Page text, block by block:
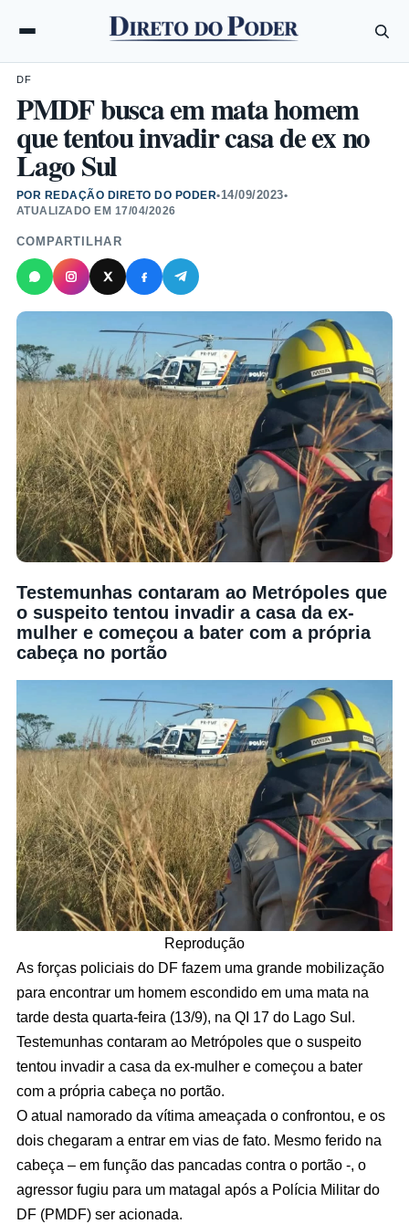
DF
PMDF busca em mata homem
que tentou invadir casa de ex no
Lago Sul
POR REDAÇÃO DIRETO DO PODER•14/09/2023•
ATUALIZADO EM 17/04/2026
COMPARTILHAR
Testemunhas contaram ao Metrópoles que
o suspeito tentou invadir a casa da ex-
mulher e começou a bater com a própria
cabeça no portão
Reprodução
As forças policiais do DF fazem uma grande mobilização
para encontrar um homem escondido em uma mata na
tarde desta quarta-feira (13/9), na QI 17 do Lago Sul.
Testemunhas contaram ao Metrópoles que o suspeito
tentou invadir a casa da ex-mulher e começou a bater
com a própria cabeça no portão.
O atual namorado da vítima ameaçada o confrontou, e os
dois chegaram a entrar em vias de fato. Mesmo ferido na
cabeça – em função das pancadas contra o portão -, o
agressor fugiu para um matagal após a Polícia Militar do
DF (PMDF) ser acionada.